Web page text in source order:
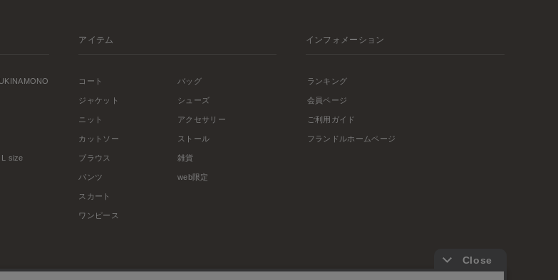
size
アイテム
コート
ジャケット
ニット
カットソー
ブラウス
パンツ
スカート
ワンピース
バッグ
シューズ
アクセサリー
ストール
雑貨
web限定
インフォメーション
ランキング
会員ページ
ご利用ガイド
フランドルホームページ